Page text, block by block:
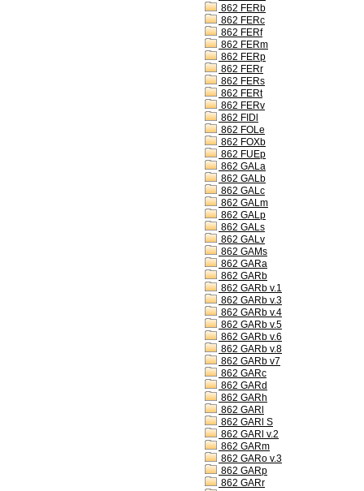
862 FERb
862 FERc
862 FERf
862 FERm
862 FERp
862 FERr
862 FERs
862 FERt
862 FERv
862 FIDl
862 FOLe
862 FOXb
862 FUEp
862 GALa
862 GALb
862 GALc
862 GALm
862 GALp
862 GALs
862 GALv
862 GAMs
862 GARa
862 GARb
862 GARb v.1
862 GARb v.3
862 GARb v.4
862 GARb v.5
862 GARb v.6
862 GARb v.8
862 GARb v7
862 GARc
862 GARd
862 GARh
862 GARl
862 GARl S
862 GARl v.2
862 GARm
862 GARo v.3
862 GARp
862 GARr